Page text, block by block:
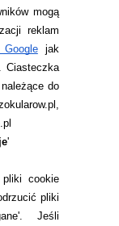
mogą
reklam
jak
Ciasteczka
do
'
pliki cookie
pliki
Jeśli